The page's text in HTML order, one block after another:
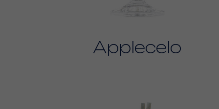
Applecelo